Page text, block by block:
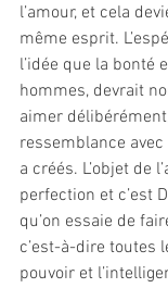
l’amour, et cela
même esprit.
l’idée que la bonté
hommes, devrait
aimer
ressemblance
a créés. L’objet de
perfection et c’est
qu’on essaie de
c’est-à-dire toutes
pouvoir et